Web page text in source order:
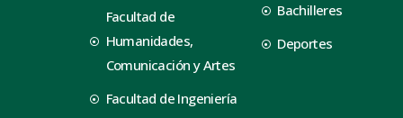
Facultad de
Humanidades,
Comunicación y Artes
Facultad de Ingeniería
Bachilleres
Deportes